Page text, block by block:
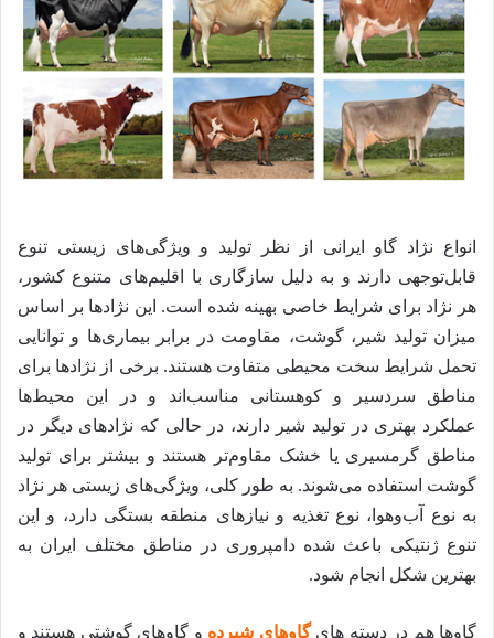
انواع نژاد گاو ایرانی از نظر تولید و ویژگی‌های زیستی تنوع
قابل‌توجهی دارند و به دلیل سازگاری با اقلیم‌های متنوع کشور،
هر نژاد برای شرایط خاصی بهینه شده است. این نژادها بر اساس
میزان تولید شیر، گوشت، مقاومت در برابر بیماری‌ها و توانایی
تحمل شرایط سخت محیطی متفاوت هستند. برخی از نژادها برای
مناطق سردسیر و کوهستانی مناسب‌اند و در این محیط‌ها
عملکرد بهتری در تولید شیر دارند، در حالی که نژادهای دیگر در
مناطق گرمسیری یا خشک مقاوم‌تر هستند و بیشتر برای تولید
گوشت استفاده می‌شوند. به طور کلی، ویژگی‌های زیستی هر نژاد
به نوع آب‌وهوا، نوع تغذیه و نیازهای منطقه بستگی دارد، و این
تنوع ژنتیکی باعث شده دامپروری در مناطق مختلف ایران به
بهترین شکل انجام شود.
گاوها هم در دسته هایگاوهای شیرده و گاوهای گوشتی هستند و